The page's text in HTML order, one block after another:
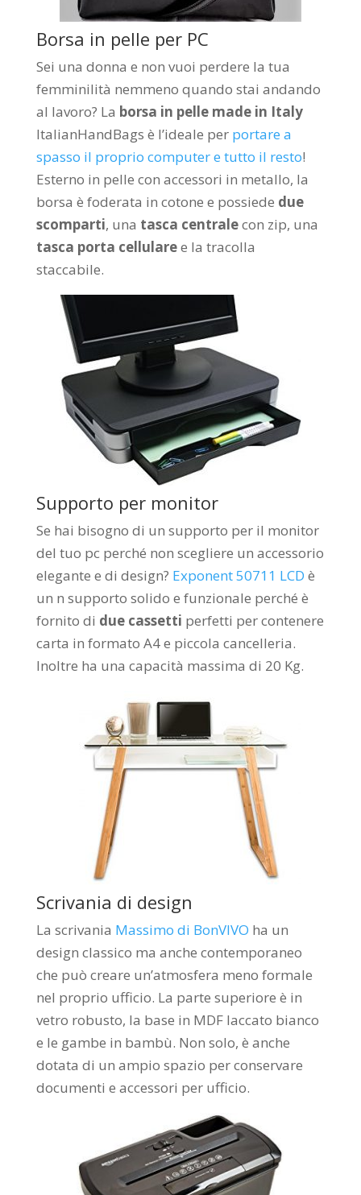
Borsa in pelle per PC
Sei una donna e non vuoi perdere la tua
femminilità nemmeno quando stai andando
al lavoro? La borsa in pelle made in Italy
ItalianHandBags è l’ideale per portare a
spasso il proprio computer e tutto il resto!
Esterno in pelle con accessori in metallo, la
borsa è foderata in cotone e possiede due
scomparti, una tasca centralecon zip, una
tasca porta cellularee la tracolla
staccabile.
Supporto per monitor
Se hai bisogno di un supporto per il monitor
del tuo pc perché non scegliere un accessorio
elegante e di design? Exponent 50711 LCD è
un n supporto solido e funzionale perché è
fornito di due cassetti perfetti per contenere
carta in formato A4 e piccola cancelleria.
Inoltre ha una capacità massima di 20 Kg.
Scrivania di design
La scrivania Massimo di BonVIVO ha un
design classico ma anche contemporaneo
che può creare un’atmosfera meno formale
nel proprio ufficio. La parte superiore è in
vetro robusto, la base in MDF laccato bianco
e le gambe in bambù. Non solo, è anche
dotata di un ampio spazio per conservare
documenti e accessori per ufficio.